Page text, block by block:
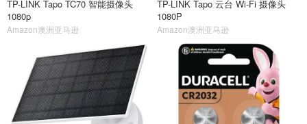
TP-LINK Tapo TC70 智能摄像头
1080p
Amazon澳洲亚马逊
TP-LINK Tapo 云台 Wi-Fi 摄像头
1080P
Amazon澳洲亚马逊